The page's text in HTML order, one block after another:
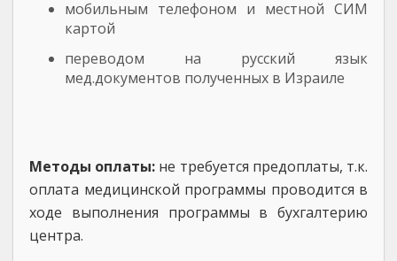
мобильным телефоном и местной СИМ
картой
переводом на русский язык
мед.документов полученных в Израиле
Методы оплаты: не требуется предоплаты, т.к.
оплата медицинской программы проводится в
ходе выполнения программы в бухгалтерию
центра.